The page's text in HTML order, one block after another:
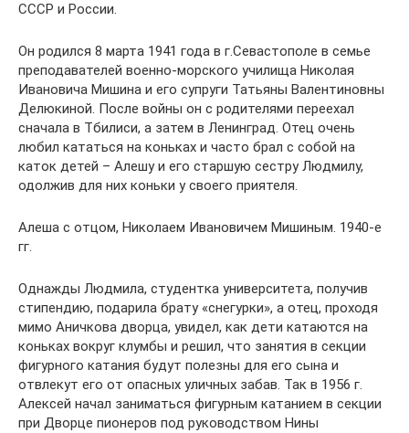
СССР и России.
Он родился 8 марта 1941 года в г.Севастополе в семье
преподавателей военно-морского училища Николая
Ивановича Мишина и его супруги Татьяны Валентиновны
Делюкиной. После войны он с родителями переехал
сначала в Тбилиси, а затем в Ленинград. Отец очень
любил кататься на коньках и часто брал с собой на
каток детей – Алешу и его старшую сестру Людмилу,
одолжив для них коньки у своего приятеля.
Алеша с отцом, Николаем Ивановичем Мишиным. 1940-е
гг.
Однажды Людмила, студентка университета, получив
стипендию, подарила брату «снегурки», а отец, проходя
мимо Аничкова дворца, увидел, как дети катаются на
коньках вокруг клумбы и решил, что занятия в секции
фигурного катания будут полезны для его сына и
отвлекут его от опасных уличных забав. Так в 1956 г.
Алексей начал заниматься фигурным катанием в секции
при Дворце пионеров под руководством Нины